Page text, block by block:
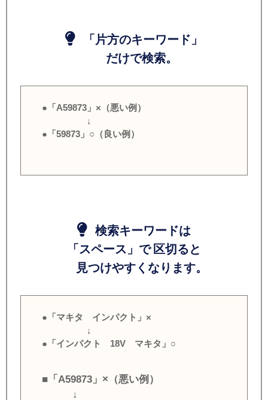
「片方のキーワード」
だけで検索。
●「A59873」×（悪い例）
↓
●「59873」○（良い例）
検索キーワードは
「スペース」で 区切ると
見つけやすくなります。
●「マキタ インパクト」×
↓
●「インパクト 18V マキタ」○
■「A59873」×（悪い例）
↓